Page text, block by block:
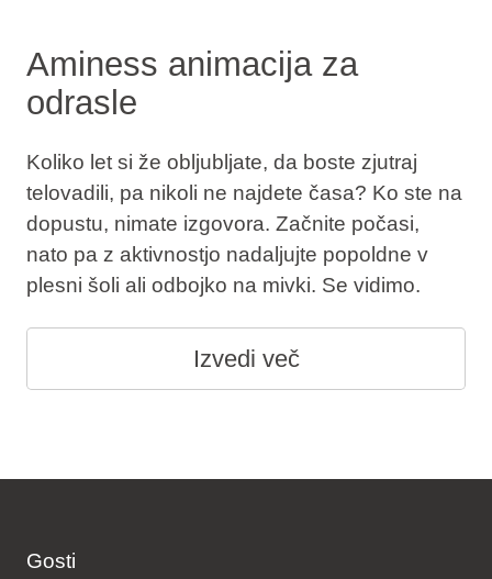
Aminess animacija za
odrasle
Koliko let si že obljubljate, da boste zjutraj
telovadili, pa nikoli ne najdete časa? Ko ste na
dopustu, nimate izgovora. Začnite počasi,
nato pa z aktivnostjo nadaljujte popoldne v
plesni šoli ali odbojko na mivki. Se vidimo.
Izvedi več
Gosti